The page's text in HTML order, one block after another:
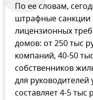
По ее словам,
штрафные
лицензионных
домов: от 250 тыс
компаний, 40-50
собственников
для
составляет 4-5 тыс